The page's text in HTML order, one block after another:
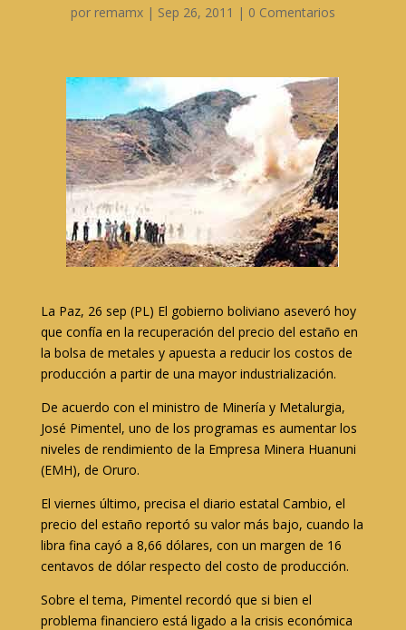
por remamx| Sep 26, 2011 | 0 Comentarios
La Paz, 26 sep (PL) El gobierno boliviano aseveró hoy
que confía en la recuperación del precio del estaño en
la bolsa de metales y apuesta a reducir los costos de
producción a partir de una mayor industrialización.
De acuerdo con el ministro de Minería y Metalurgia,
José Pimentel, uno de los programas es aumentar los
niveles de rendimiento de la Empresa Minera Huanuni
(EMH), de Oruro.
El viernes último, precisa el diario estatal Cambio, el
precio del estaño reportó su valor más bajo, cuando la
libra fina cayó a 8,66 dólares, con un margen de 16
centavos de dólar respecto del costo de producción.
Sobre el tema, Pimentel recordó que si bien el
problema financiero está ligado a la crisis económica